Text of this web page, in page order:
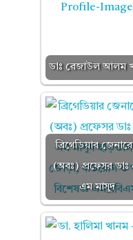
ডাঃ রেজাউল আলম
ব্রিগেডিয়ার
(অবঃ) প্রফেসর ডাঃ
এম মাসুদ